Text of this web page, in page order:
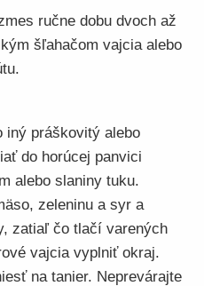
ručne dobu dvoch až
šľahačom vajcia alebo
iný práškovitý alebo
do horúcej panvici
alebo slaniny tuku.
zeleninu a syr a
zatiaľ čo tlačí varených
vajcia vyplniť okraj.
na tanier. Neprevárajte